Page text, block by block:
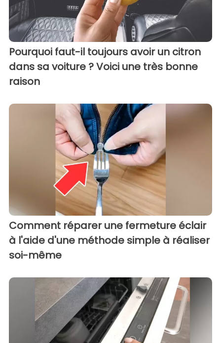
Pourquoi faut-il toujours avoir un citron
dans sa voiture ? Voici une très bonne
raison
Comment réparer une fermeture éclair
à l'aide d'une méthode simple à réaliser
soi-même